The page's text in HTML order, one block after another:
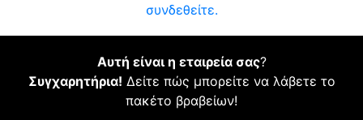
συνδεθείτε.
Αυτή είναι η εταιρεία σας?
Συγχαρητήρια! Δείτε πώς μπορείτε να λάβετε το
πακέτο βραβείων!